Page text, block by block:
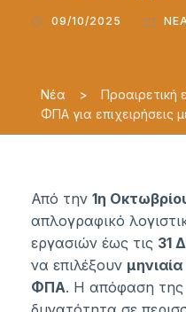
09/10/2025
Νέα >
Προαιρετική
ΦΠΑ για επιχειρήσεις
Από την 1η
απλογραφικό
εργασιών έως τις 31
να επιλέξουν
ΦΠΑ. Η απόφαση της